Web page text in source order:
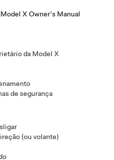
Model X Owner's Manual
da Model X
de segurança
(ou volante)